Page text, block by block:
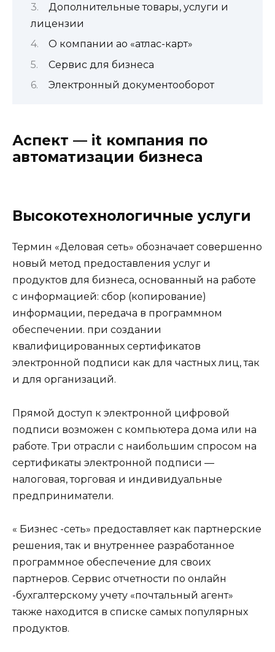
Дополнительные товары, услуги и
лицензии
О компании ао «атлас-карт»
Сервис для бизнеса
Электронный документооборот
Аспект — it компания по
автоматизации бизнеса
Высокотехнологичные услуги
Термин «Деловая сеть» обозначает совершенно
новый метод предоставления услуг и
продуктов для бизнеса, основанный на работе
с информацией: сбор (копирование)
информации, передача в программном
обеспечении. при создании
квалифицированных сертификатов
электронной подписи как для частных лиц, так
и для организаций.
Прямой доступ к электронной цифровой
подписи возможен с компьютера дома или на
работе. Три отрасли с наибольшим спросом на
сертификаты электронной подписи —
налоговая, торговая и индивидуальные
предприниматели.
« Бизнес -сеть» предоставляет как партнерские
решения, так и внутреннее разработанное
программное обеспечение для своих
партнеров. Сервис отчетности по онлайн
-бухгалтерскому учету «почтальный агент»
также находится в списке самых популярных
продуктов.